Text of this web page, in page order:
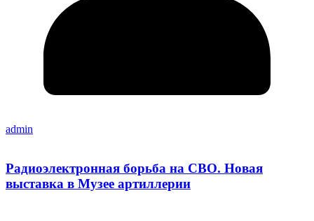
admin
Радиоэлектронная борьба на СВО. Новая
выставка в Музее артиллерии